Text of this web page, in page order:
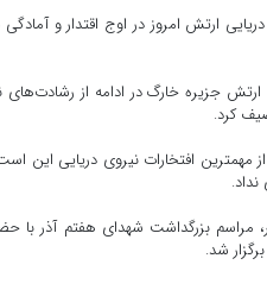
ارتش امروز در اوج اقتدار و
کرد.
مراسم بزرگداشت شهدای هفتم آذر با
شد.